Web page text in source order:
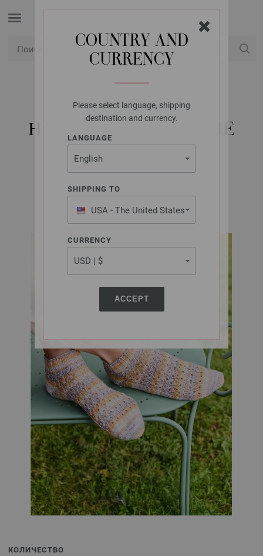
COUNTRY AND
CURRENCY
Please select language, shipping
destination and currency.
LANGUAGE
SHIPPING TO
USA - The United States
of America
CURRENCY
ACCEPT
LANA GROSSA
НОСКИ LANDLUST DIE
SOCKENWOLLE
LANDLUST No. 2/2025 | Модель 6
КОЛИЧЕСТВО